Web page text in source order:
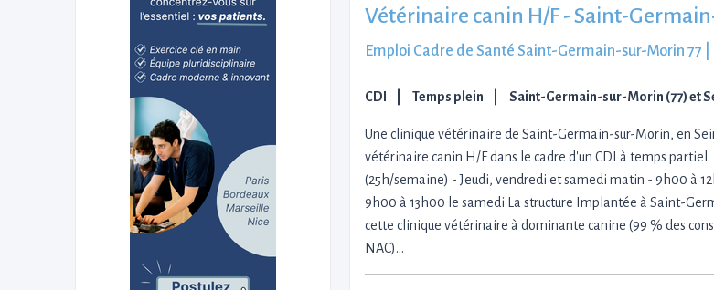
Vétérinaire canin H/F - Saint-
Emploi Cadre de Santé Saint-Germain-sur-Morin 77 |
CDI Temps plein Saint-Germain-sur-Morin (77) et
Une clinique vétérinaire de Saint-Germain-sur-Morin, en
vétérinaire canin H/F dans le cadre d'un CDI à temps partiel.
(25h/semaine) - Jeudi, vendredi et samedi matin - 9h00 à
9h00 à 13h00 le samedi La structure Implantée à Saint-
cette clinique vétérinaire à dominante canine (99 % des
NAC)…